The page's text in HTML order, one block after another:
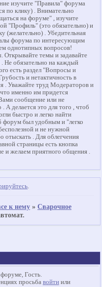
изучите "Правила" форума
по клику) . Внимательно
на форуме" , изучите
"Профиль" (это обязательно) и
(желательно) . Убедительная
форума по интересующим
однотипных вопросов!
Открывайте темы и задавайте
Не обязательно на каждый
есть раздел "Вопросы и
и нетактичность в
. Уважайте труд Модераторов и
именно им придется
сообщение или не
А делается это для того , чтоб
быстро и легко найти
был удобным и "легко
и не нужной
отыскать . Для облегчения
страницы есть кнопка
и желаем приятного общения .
.
к нему »Сварочное
Гость.
просьба войтиили